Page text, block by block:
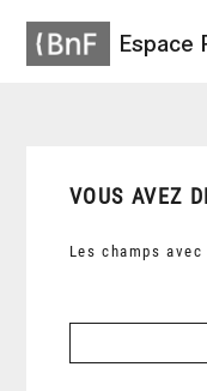
Espace
VOUS AVEZ
Les champs